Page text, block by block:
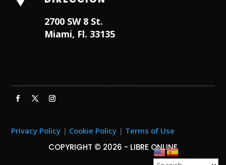
2700 SW 8 St.
Miami, Fl. 33135
Privacy Policy | Cookie Policy | Terms of Use
COPYRIGHT © 2026 - LIBRE ONLINE